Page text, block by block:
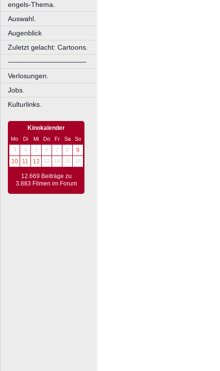
engels-Thema.
Auswahl.
Augenblick
Zuletzt gelacht: Cartoons.
––––––––––––––––––––
Verlosungen.
Jobs.
Kulturlinks.
Kinokalender
Mo Di Mi Do Fr Sa
So
3
4 5 6 7 8
9
10
11 12 13 14 15 16
12.669 Beiträge zu
3.883 Filmen im Forum